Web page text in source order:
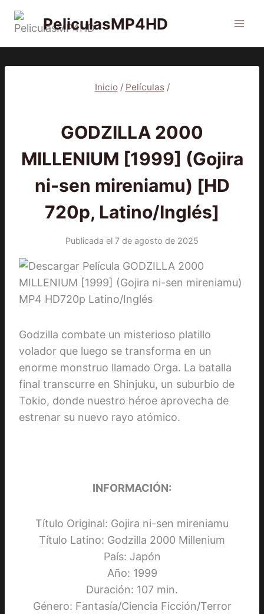
PeliculasMP4HD
Inicio / Películas /
GODZILLA 2000
MILLENIUM [1999] (Gojira
ni-sen mireniamu) [HD
720p, Latino/Inglés]
Publicada el 7 de agosto de 2025
Godzilla combate un misterioso platillo
volador que luego se transforma en un
enorme monstruo llamado Orga. La batalla
final transcurre en Shinjuku, un suburbio de
Tokio, donde nuestro héroe aprovecha de
estrenar su nuevo rayo atómico.
INFORMACIÓN:
Título Original: Gojira ni-sen mireniamu
Título Latino: Godzilla 2000 Millenium
País: Japón
Año: 1999
Duración: 107 min.
Género: Fantasía/Ciencia Ficción/Terror